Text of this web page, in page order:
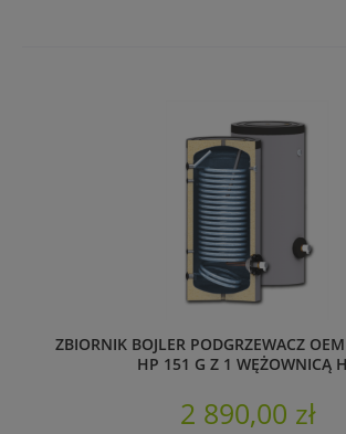
ZBIORNIK BOJLER PODGRZEWACZ
HP 151 G Z 1 WĘŻOWNICĄ
2 890,00 zł